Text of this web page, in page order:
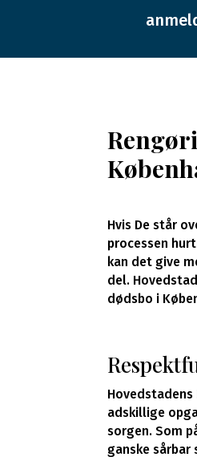
Hvis De står
processen
kan det give
del.
dødsbo i
adskillige
sorgen. Som
ganske